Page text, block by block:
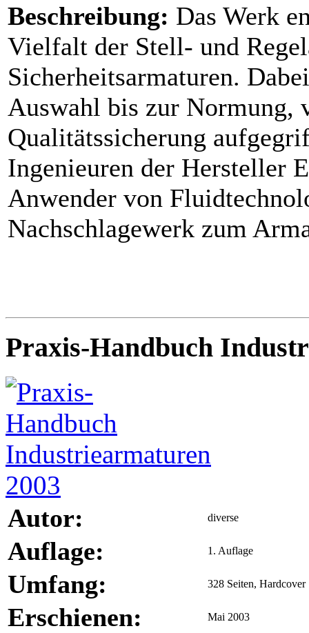
Beschreibung: Das Werk
Vielfalt der Stell- und
Sicherheitsarmaturen.
Auswahl bis zur Normung,
Qualitätssicherung
Ingenieuren der Hersteller
Anwender von
Nachschlagewerk zum
Praxis-Handbuch
Autor: diverse
Auflage: 1. Auflage
Umfang: 328 Seiten, Hardcover
Erschienen: Mai 2003